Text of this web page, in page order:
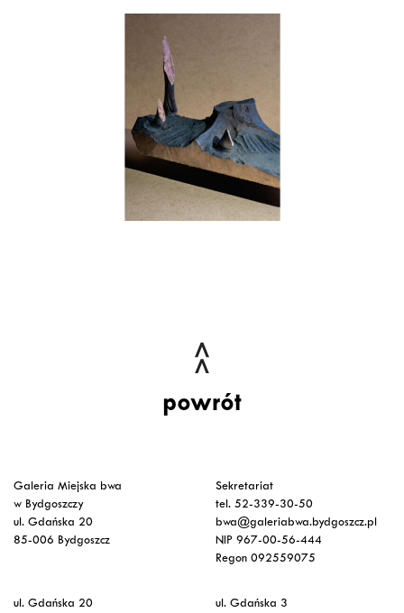
powrót
Galeria Miejska bwa
w Bydgoszczy
ul. Gdańska 20
85-006 Bydgoszcz
Sekretariat
tel. 52-339-30-50
bwa@galeriabwa.bydgoszcz.pl
NIP 967-00-56-444
Regon 092559075
ul. Gdańska 20 ul. Gdańska 3